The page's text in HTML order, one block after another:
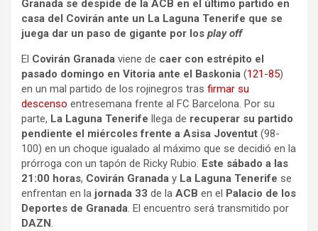
Granada se despide de la ACB en el último partido en
casa del Covirán ante un La Laguna Tenerife que se
juega dar un paso de gigante por los play off
El Covirán Granada viene de caer con estrépito el
pasado domingo en Vitoria ante el Baskonia (121-85)
en un mal partido de los rojinegros tras firmar su
descenso entresemana frente al FC Barcelona. Por su
parte, La Laguna Tenerife llega de recuperar su partido
pendiente el miércoles frente a Asisa Joventut (98-
100) en un choque igualado al máximo que se decidió en la
prórroga con un tapón de Ricky Rubio. Este sábado a las
21:00 horas, Covirán Granada y La Laguna Tenerife se
enfrentan en la jornada 33 de la ACB en el
Palacio de los
Deportes de Granada. El encuentro será transmitido por
DAZN.